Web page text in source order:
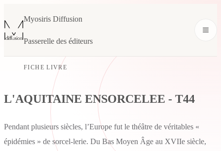
Myosiris Diffusion
Passerelle des éditeurs
FICHE LIVRE
L'AQUITAINE ENSORCELEE - T44
Pendant plusieurs siècles, l’Europe fut le théâtre de véritables «
épidémies » de sorcel-lerie. Du Bas Moyen Âge au XVIIe siècle,